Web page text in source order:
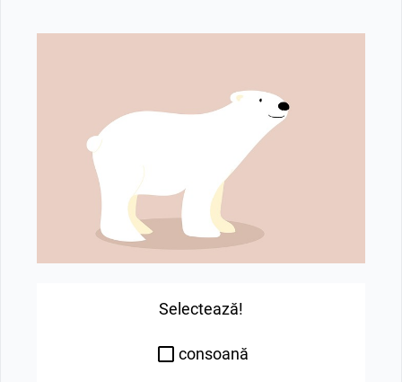
Selectează!
consoană